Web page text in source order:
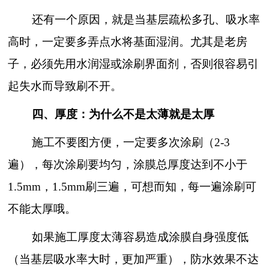
还有一个原因，就是当基层疏松多孔、吸水率
高时，一定要多弄点水将基面湿润。尤其是老房
子，必须先用水润湿或涂刷界面剂，否则很容易引
起失水而导致刷不开。
四、厚度：为什么不是太薄就是太厚
施工不要图方便，一定要多次涂刷（2-3
遍），每次涂刷要均匀，涂膜总厚度达到不小于
1.5mm，1.5mm刷三遍，可想而知，每一遍涂刷可
不能太厚哦。
如果施工厚度太薄容易造成涂膜自身强度低
（当基层吸水率大时，更加严重），防水效果不达